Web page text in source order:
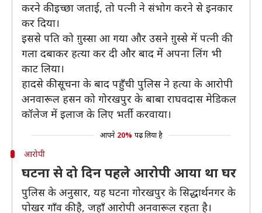
करने की इच्छा जताई, तो पत्नी ने संभोग करने से इनकार
कर दिया।
इससे पति को ग़ुस्सा आ गया और उसने ग़ुस्से में पत्नी की
गला दबाकर हत्या कर दी और बाद में अपना लिंग भी
काट लिया।
हादसे की सूचना के बाद पहुँची पुलिस ने हत्या के आरोपी
अनवारूल हसन को गोरखपुर के बाबा राघवदास मेडिकल
कॉलेज में इलाज के लिए भर्ती करवाया।
आपने 20% पढ़ लिया है
आरोपी
घटना से दो दिन पहले आरोपी आया था घर
पुलिस के अनुसार, यह घटना गोरखपुर के सिद्धार्थनगर के
पोखर गाँव की है, जहाँ आरोपी अनवारूल रहता है।